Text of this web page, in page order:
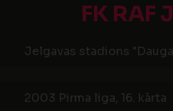
FK RAF
Jelgavas stadions
2003 Pirma liga, 16. kārta